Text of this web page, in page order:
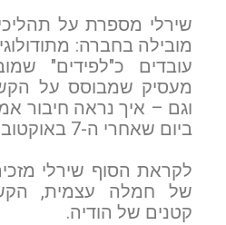
שירלי מספרת על
עובדים כ"לפידים"
מעסיק שמבוסס על
וגם – איך נראה חיבור
ביום שאחרי ה-7 באוקטובר.
לקראת הסוף שירלי
של חמלה עצמית,
קטנים של הודיה.